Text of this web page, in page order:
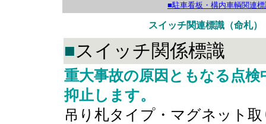
■駐車看板・構内車輌関連
スイッチ関連標識（命札
■スイッチ関係標識
重大事故の原因ともなる点
抑止します。
吊り札タイプ・マグネット